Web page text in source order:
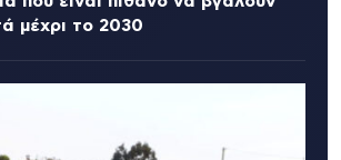
μέχρι το 2030